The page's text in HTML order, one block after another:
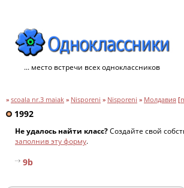
... место встречи всех одноклассников
» scoala nr.3 maiak » Nisporeni » Nisporeni » Молдавия [
1992
Не удалось найти класс?Создайте свой
заполнив эту форму.
9b